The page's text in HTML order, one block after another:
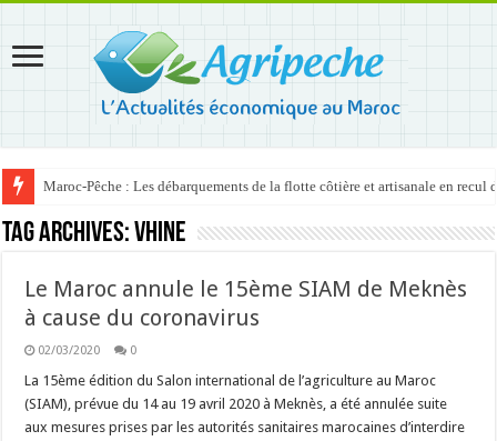
Maroc-Pêche : Les débarquements de la flotte côtière et artisanale en recul
Tag Archives:Vhine
Le Maroc annule le 15ème SIAM de Meknès
à cause du coronavirus
02/03/2020 0
La 15ème édition du Salon international de l’agriculture au Maroc
(SIAM), prévue du 14 au 19 avril 2020 à Meknès, a été annulée suite
aux mesures prises par les autorités sanitaires marocaines d’interdire